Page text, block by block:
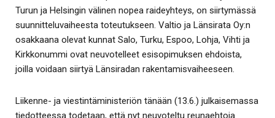
Turun ja Helsingin välinen nopea raideyhteys, on siirtymässä
suunnitteluvaiheesta toteutukseen. Valtio ja Länsirata Oy:n
osakkaana olevat kunnat Salo, Turku, Espoo, Lohja, Vihti ja
Kirkkonummi ovat neuvotelleet esisopimuksen ehdoista,
joilla voidaan siirtyä Länsiradan rakentamisvaiheeseen.
Liikenne- ja viestintäministeriön tänään (13.6.) julkaisemassa
tiedotteessa todetaan, että nyt neuvoteltu reunaehtoja